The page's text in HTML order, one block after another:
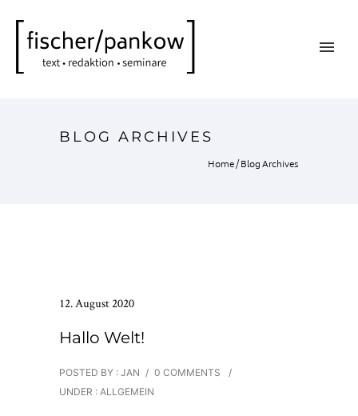
BLOG ARCHIVES
Home/ Blog Archives
12. August 2020
Hallo Welt!
POSTED BY : JAN / 0 COMMENTS
/
UNDER : ALLGEMEIN